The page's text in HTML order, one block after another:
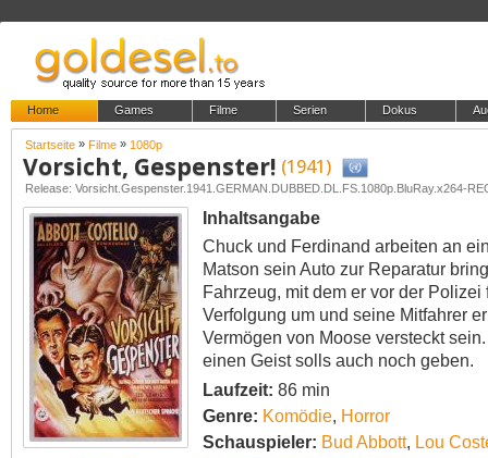
Home Games Filme Serien Dokus
Startseite » Filme » 1080p
Vorsicht, Gespenster! (1941)
Release: Vorsicht.Gespenster.1941.GERMAN.DUBBED.DL.FS.1080p.BluRay.x264-
Inhaltsangabe
Chuck und Ferdinand arbeiten an
Matson sein Auto zur Reparatur
Fahrzeug, mit dem er vor der
Verfolgung um und seine Mitfahrer
Vermögen von Moose versteckt
einen Geist solls auch noch geben.
Laufzeit: 86 min
Genre: Komödie, Horror
Schauspieler: Bud Abbott, Lou